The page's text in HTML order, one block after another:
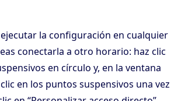
la configuración en cualquier
conectarla a otro horario: haz clic
en círculo y, en la ventana
en los puntos suspensivos una vez